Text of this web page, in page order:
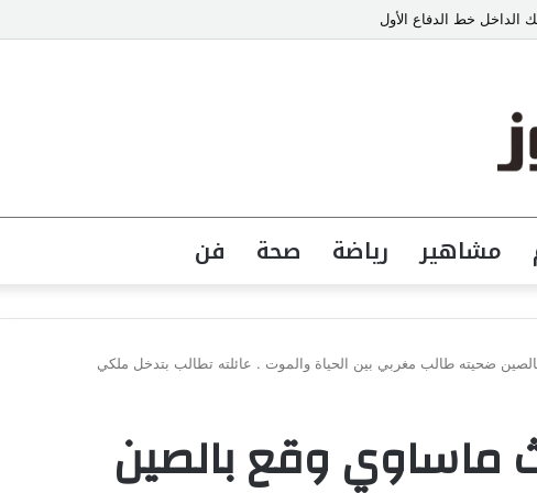
خط الدفاع الأول
مشاهير رياضة صحة فن
ضحيته طالب مغربي بين الحياة والموت . عائلته تطالب بتدخل ملكي
ماساوي وقع بالصين